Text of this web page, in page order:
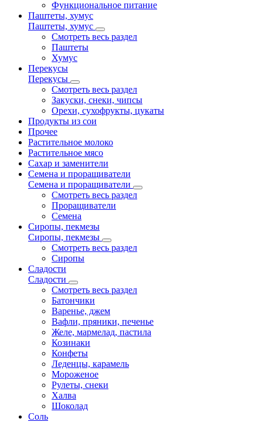
Функциональное питание
Паштеты, хумус
Паштеты, хумус
Смотреть весь раздел
Паштеты
Хумус
Перекусы
Перекусы
Смотреть весь раздел
Закуски, снеки, чипсы
Орехи, сухофрукты, цукаты
Продукты из сои
Прочее
Растительное молоко
Растительное мясо
Сахар и заменители
Семена и проращиватели
Семена и проращиватели
Смотреть весь раздел
Проращиватели
Семена
Сиропы, пекмезы
Сиропы, пекмезы
Смотреть весь раздел
Сиропы
Сладости
Сладости
Смотреть весь раздел
Батончики
Варенье, джем
Вафли, пряники, печенье
Желе, мармелад, пастила
Козинаки
Конфеты
Леденцы, карамель
Мороженое
Рулеты, снеки
Халва
Шоколад
Соль